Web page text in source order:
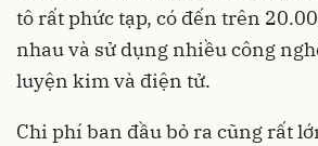
tô rất phức tạp, có đến trên
nhau và sử dụng nhiều công
luyện kim và điện tử.
Chi phí ban đầu bỏ ra cũng rất